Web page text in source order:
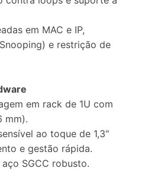
em MAC e IP,
e restrição de
em rack de 1U com
mm).
ao toque de 1,3"
e gestão rápida.
SGCC robusto.